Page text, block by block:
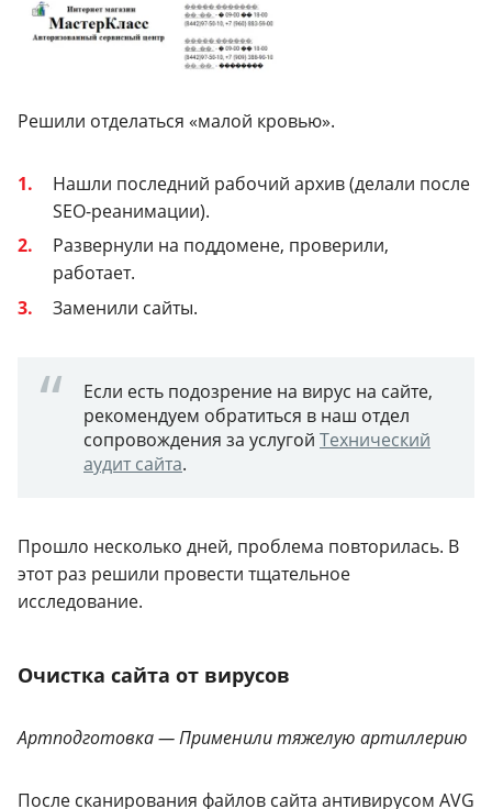
Решили отделаться «малой кровью».
Нашли последний рабочий архив (делали после
SEO-реанимации).
Развернули на поддомене, проверили,
работает.
Заменили сайты.
Если есть подозрение на вирус на сайте,
рекомендуем обратиться в наш отдел
сопровождения за услугой Технический
аудит сайта.
Прошло несколько дней, проблема повторилась. В
этот раз решили провести тщательное
исследование.
Очистка сайта от вирусов
Артподготовка — Применили тяжелую артиллерию
После сканирования файлов сайта антивирусом AVG